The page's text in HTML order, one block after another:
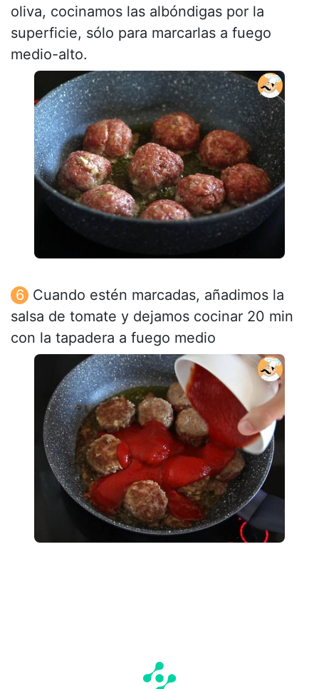
oliva, cocinamos las albóndigas por la
superficie, sólo para marcarlas a fuego
medio-alto.
Cuando estén marcadas, añadimos la
salsa de tomate y dejamos cocinar 20 min
con la tapadera a fuego medio